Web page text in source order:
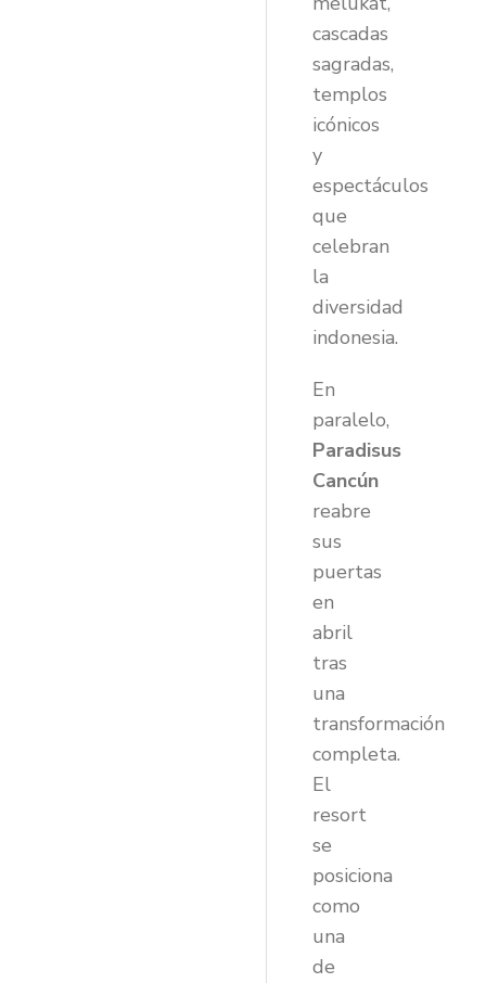
cascadas
sagradas,
templos
icónicos
y
espectáculos
que
celebran
la
diversidad
indonesia.
En
paralelo,
Paradisus
Cancún
reabre
sus
puertas
en
abril
tras
una
transformación
completa.
El
resort
se
posiciona
como
una
de